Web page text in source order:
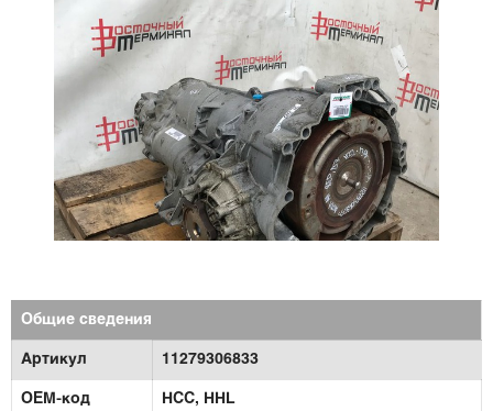
Общие сведения
Артикул 11279306833
OEM-код HCC, HHL